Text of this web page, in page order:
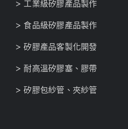
> 工業級矽膠產品製作
> 食品級矽膠產品製作
> 矽膠產品客製化開發
> 耐高溫矽膠塞、膠帶
> 矽膠包紗管、夾紗管